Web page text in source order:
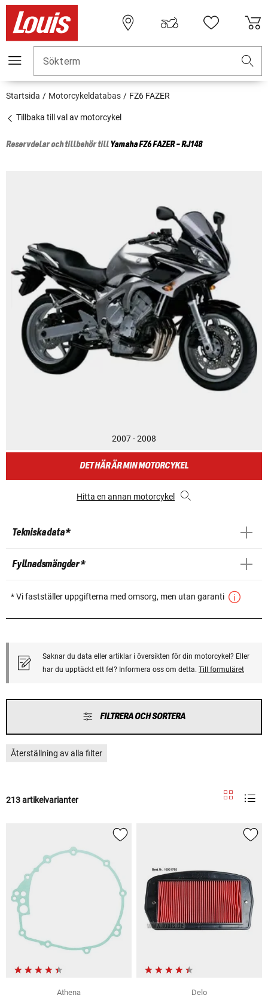
Sökterm
Startsida Motorcykeldatabas FZ6 FAZER
Tillbaka till val av motorcykel
Reservdelar och tillbehör tillYamahaFZ6 FAZER - RJ148
2007 - 2008
DET HÄR ÄR MIN MOTORCYKEL
Hitta en annan motorcykel
Tekniska data *
Fyllnadsmängder *
* Vi fastställer uppgifterna med omsorg, men utan garanti
Saknar du data eller artiklar i översikten för din motorcykel? Eller
har du upptäckt ett fel? Informera oss om detta. Till formuläret
FILTRERA OCH SORTERA
Återställning av alla filter
213 artikelvarianter
Athena
Delo